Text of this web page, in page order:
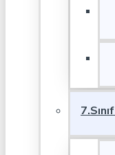
7.Sınıf